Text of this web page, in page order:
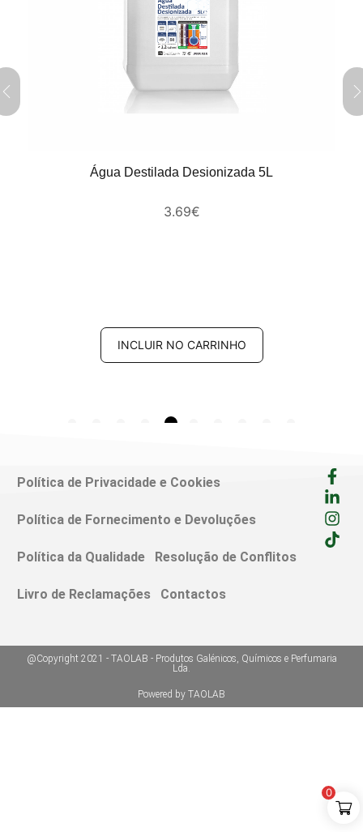
0
Água Destilada Desionizada 5L
3.69€
INCLUIR NO CARRINHO
Política de Privacidade e Cookies
Política de Fornecimento e Devoluções
Política da Qualidade Resolução de Conflitos
Livro de Reclamações Contactos
@Copyright 2021 - TAOLAB - Produtos Galénicos, Químicos e Perfumaria
Lda.
Powered by TAOLAB